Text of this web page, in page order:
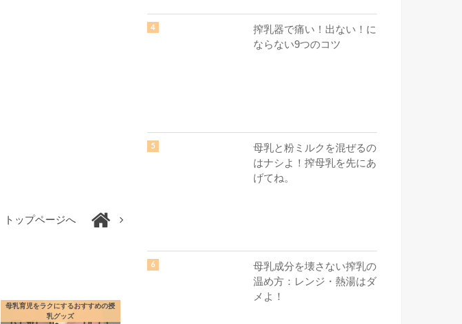
トップページへ
母乳育児をラクにするおすすめの授
乳グッズ
搾乳器で痛い！出ない！に
ならない9つのコツ
母乳と粉ミルクを混ぜるの
はナシよ！搾母乳を先にあ
げてね。
母乳成分を壊さない搾乳の
温め方：レンジ・熱湯はダ
メよ！